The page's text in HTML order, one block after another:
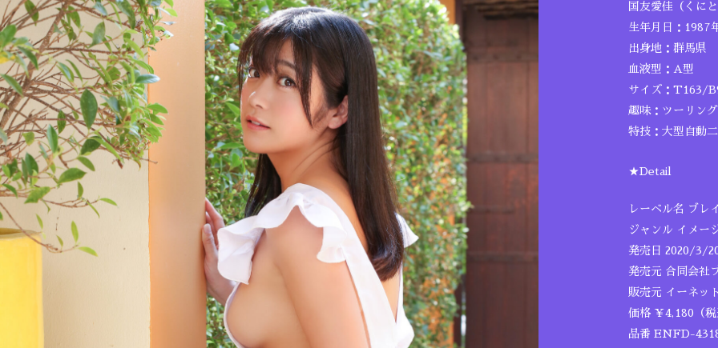
国友愛佳（くに
生年月日：1987
出身地：群馬県
血液型：A型
サイズ：T163/
趣味：ツーリン
特技：大型自動
★Detail
レーベル名 ブレ
ジャンル イメー
発売日 2020/3/
発売元 合同会社
販売元 イーネッ
価格 ￥4,180（
品番 ENFD-